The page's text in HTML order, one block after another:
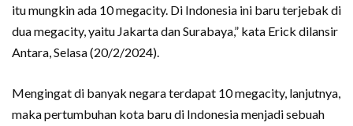
itu mungkin ada 10 megacity. Di Indonesia ini baru terjebak di
dua megacity, yaitu Jakarta dan Surabaya,” kata Erick dilansir
Antara, Selasa (20/2/2024).
Mengingat di banyak negara terdapat 10 megacity, lanjutnya,
maka pertumbuhan kota baru di Indonesia menjadi sebuah